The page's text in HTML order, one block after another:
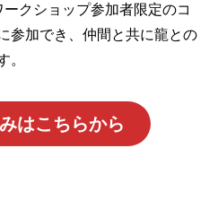
ークショップ参加者限定のコ
参加でき、仲間と共に龍との
。
はこちらから